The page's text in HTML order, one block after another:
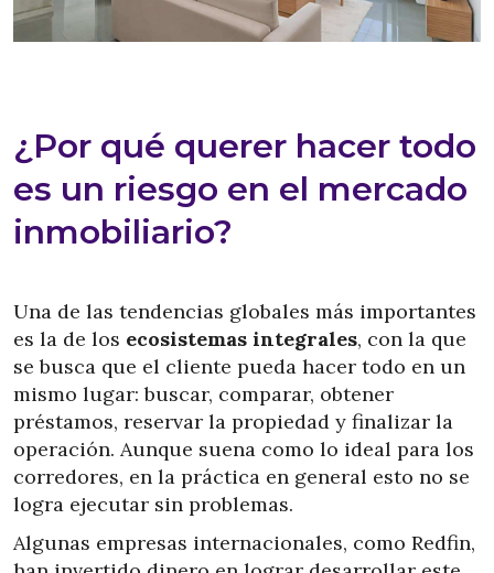
¿Por qué querer hacer todo
es un riesgo en el mercado
inmobiliario?
Una de las tendencias globales más importantes
es la de los ecosistemas integrales, con la que
se busca que el cliente pueda hacer todo en un
mismo lugar: buscar, comparar, obtener
préstamos, reservar la propiedad y finalizar la
operación. Aunque suena como lo ideal para los
corredores, en la práctica en general esto no se
logra ejecutar sin problemas.
Algunas empresas internacionales, como Redfin,